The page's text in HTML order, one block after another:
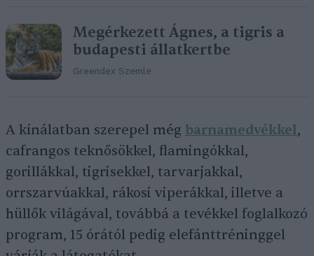
Megérkezett Ágnes, a tigris a
budapesti állatkertbe
Greendex Szemle
A kínálatban szerepel még barnamedvékkel,
cafrangos teknősökkel, flamingókkal,
gorillákkal, tigrisekkel, tarvarjakkal,
orrszarvúakkal, rákosi viperákkal, illetve a
hüllők világával, továbbá a tevékkel foglalkozó
program, 15 órától pedig elefánttréninggel